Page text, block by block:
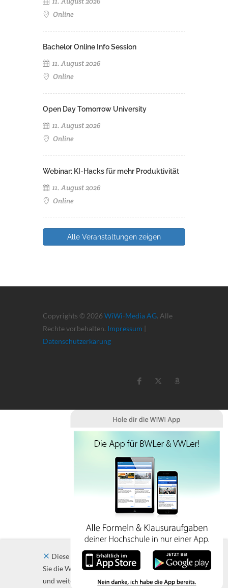
Online
Bachelor Online Info Session
11. August 2026
Online
Open Day Tomorrow University
11. August 2026
Online
Webinar: KI-Hacks für mehr Produktivität
11. August 2026
Online
Alle Veranstaltungen zeigen
Copyrights © 2026 WiWi-Media AG. Alle
Rechte vorbehalten. Impressum |
Datenschutzerkärung
Diese Website verwendet Cookies. Indem
Sie die Website und ihre Angebote nutzen
und weiter navigieren, akzeptieren Sie diese